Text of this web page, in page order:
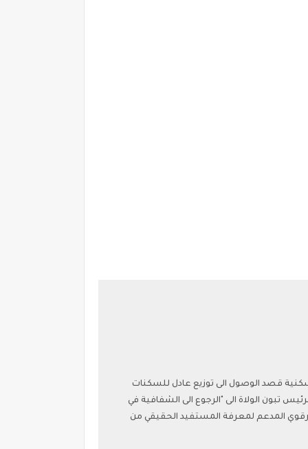
قصد الوصول الى توزيع عادل للسكنات
تبون الولاة الى "الرجوع الى الشفافية في
المدعم لمعرفة المستفيد الحقيقي من